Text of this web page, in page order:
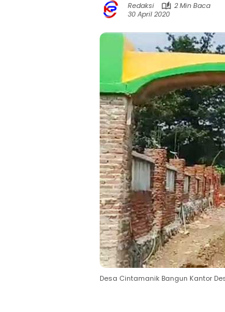
Redaksi
2 Min Baca
30 April 2020
Desa Cintamanik Bangun Kantor